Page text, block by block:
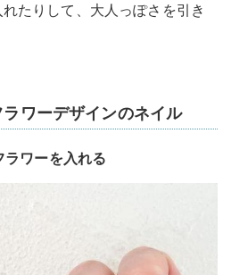
たりして、大人っぽさを引き
ワーデザインのネイル
ワーを入れる